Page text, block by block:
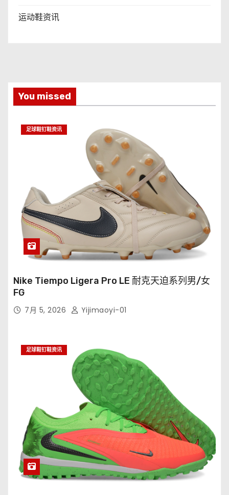
运动鞋资讯
You missed
足球鞋钉鞋资讯
Nike Tiempo Ligera Pro LE 耐克天迫系列男/女
FG
7月 5, 2026 Yijimaoyi-01
足球鞋钉鞋资讯